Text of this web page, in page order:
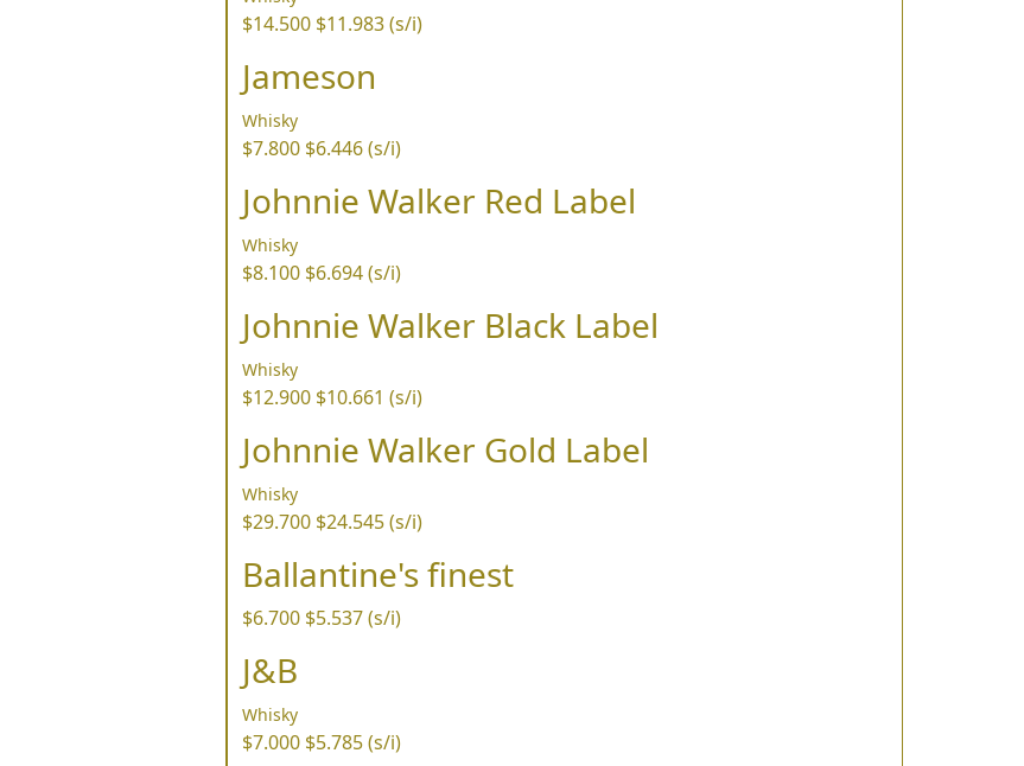
$14.500 $11.983 (s/i)
Jameson
Whisky
$7.800 $6.446 (s/i)
Johnnie Walker Red Label
Whisky
$8.100 $6.694 (s/i)
Johnnie Walker Black Label
Whisky
$12.900 $10.661 (s/i)
Johnnie Walker Gold Label
Whisky
$29.700 $24.545 (s/i)
Ballantine's finest
$6.700 $5.537 (s/i)
J&B
Whisky
$7.000 $5.785 (s/i)